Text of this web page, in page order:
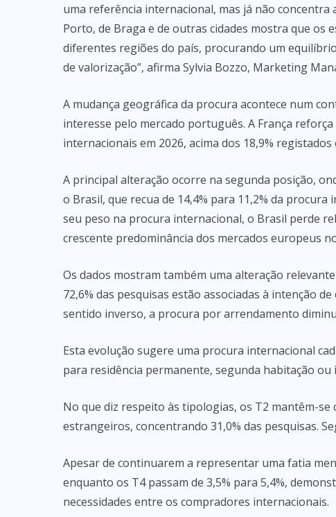
uma referência internacional, mas já não concentra
Porto, de Braga e de outras cidades mostra que os
diferentes regiões do país, procurando um
de valorização”, afirma Sylvia Bozzo, Marketing
A mudança geográfica da procura acontece num
interesse pelo mercado português. A França
internacionais em 2026, acima dos 18,9% registados
A principal alteração ocorre na segunda posição,
o Brasil, que recua de 14,4% para 11,2% da
seu peso na procura internacional, o Brasil perde
crescente predominância dos mercados europeus
Os dados mostram também uma alteração
72,6% das pesquisas estão associadas à intenção
sentido inverso, a procura por arrendamento
Esta evolução sugere uma procura internacional
para residência permanente, segunda habitação
No que diz respeito às tipologias, os T2 mantêm-
estrangeiros, concentrando 31,0% das pesquisas.
Apesar de continuarem a representar uma fatia
enquanto os T4 passam de 3,5% para 5,4%,
necessidades entre os compradores internacionais.